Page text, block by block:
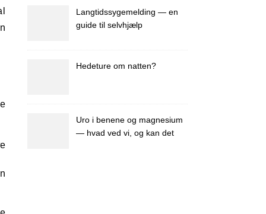
Langtidssygemelding — en
guide til selvhjælp
Hedeture om natten?
Uro i benene og magnesium
— hvad ved vi, og kan det